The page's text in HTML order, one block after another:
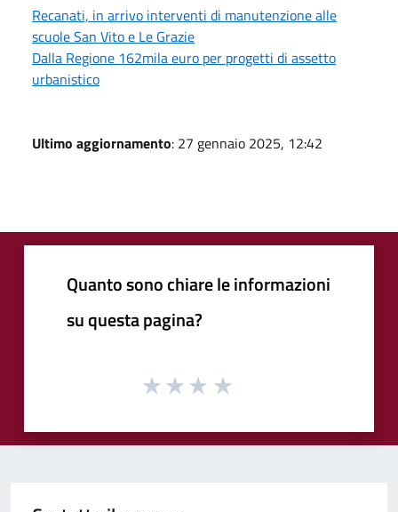
Recanati, in arrivo interventi di manutenzione alle
scuole San Vito e Le Grazie
Dalla Regione 162mila euro per progetti di assetto
urbanistico
Ultimo aggiornamento: 27 gennaio 2025, 12:42
Quanto sono chiare le informazioni
su questa pagina?